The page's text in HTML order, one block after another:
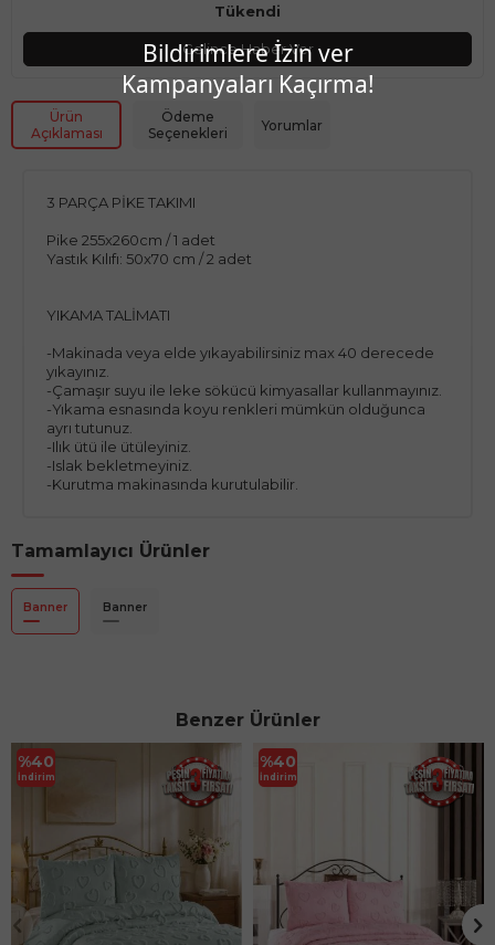
Bildirimlere İzin ver
Kampanyaları Kaçırma!
Tükendi
Gelince Haber Ver
Ürün
Açıklaması
Ödeme
Seçenekleri
Yorumlar
3 PARÇA PİKE TAKIMI
Pike 255x260cm / 1 adet
Yastık Kılıfı: 50x70 cm / 2 adet
YIKAMA TALİMATI
-Makinada veya elde yıkayabilirsiniz max 40 derecede
yıkayınız.
-Çamaşır suyu ile leke sökücü kimyasallar kullanmayınız.
-Yıkama esnasında koyu renkleri mümkün olduğunca
ayrı tutunuz.
-Ilık ütü ile ütüleyiniz.
-Islak bekletmeyiniz.
-Kurutma makinasında kurutulabilir.
Tamamlayıcı Ürünler
Banner Banner
Benzer Ürünler
%40
İndirim
%40
İndirim